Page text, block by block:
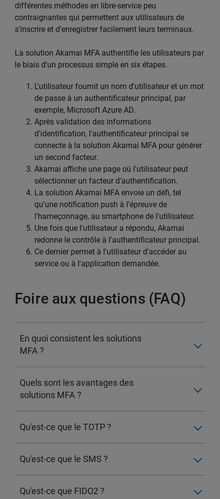
différentes méthodes en libre-service peu
contraignantes qui permettent aux utilisateurs de
s'inscrire et d'enregistrer facilement leurs terminaux.
La solution Akamai MFA authentifie les utilisateurs par
le biais d'un processus simple en six étapes.
L'utilisateur fournit un nom d'utilisateur et un mot
de passe à un authentificateur principal, par
exemple, Microsoft Azure AD.
Après validation des informations
d'identification, l'authentificateur principal se
connecte à la solution Akamai MFA pour générer
un second facteur.
Akamai affiche une page où l'utilisateur peut
sélectionner un facteur d'authentification.
La solution Akamai MFA envoie un défi, tel
qu'une notification push à l'épreuve de
l'hameçonnage, au smartphone de l'utilisateur.
Une fois que l'utilisateur a répondu, Akamai
redonne le contrôle à l'authentificateur principal.
Ce dernier permet à l'utilisateur d'accéder au
service ou à l'application demandée.
Foire aux questions (FAQ)
En quoi consistent les solutions
MFA ?
Quels sont les avantages des
solutions MFA ?
Qu'est-ce que le TOTP ?
Qu'est-ce que le SMS ?
Qu'est-ce que FIDO2 ?